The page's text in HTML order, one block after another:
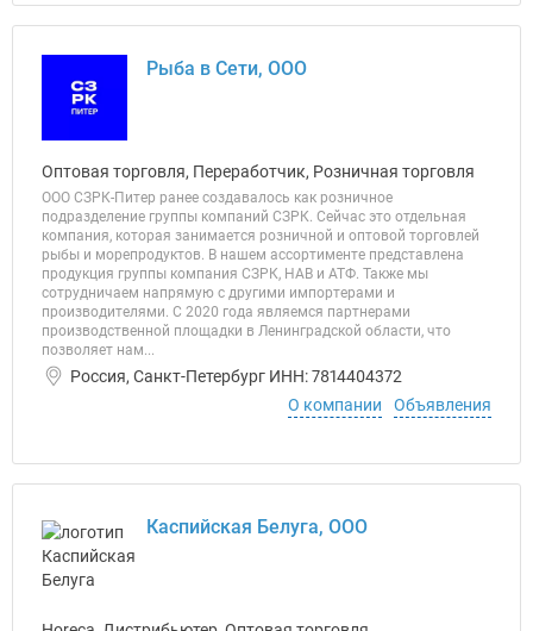
Рыба в Сети, ООО
Оптовая торговля, Переработчик, Розничная торговля
ООО СЗРК-Питер ранее создавалось как розничное
подразделение группы компаний СЗРК. Сейчас это отдельная
компания, которая занимается розничной и оптовой торговлей
рыбы и морепродуктов. В нашем ассортименте представлена
продукция группы компания СЗРК, НАВ и АТФ. Также мы
сотрудничаем напрямую с другими импортерами и
производителями. С 2020 года являемся партнерами
производственной площадки в Ленинградской области, что
позволяет нам...
Россия, Санкт-Петербург ИНН: 7814404372
О компании
Объявления
Каспийская Белуга, ООО